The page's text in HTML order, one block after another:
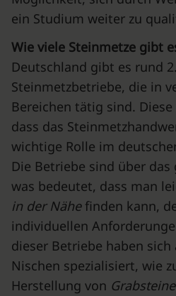
ein Studium weiter zu
Wie viele Steinmetze gibt
Deutschland gibt es rund
Steinmetzbetriebe, die in
Bereichen tätig sind.
dass das
wichtige Rolle im
Die Betriebe sind über das
was bedeutet, dass man
in der Nähefinden kann,
individuellen
dieser Betriebe haben
Nischen spezialisiert, wie
Herstellung von